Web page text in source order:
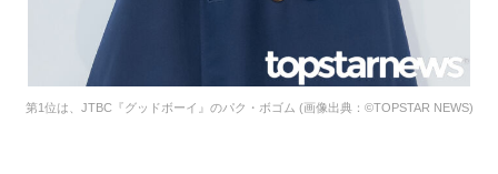
第1位は、JTBC『グッドボーイ』のパク・ボゴム (画像出典：©TOPSTAR NEWS)